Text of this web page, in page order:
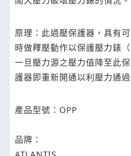
原理：此過壓保護器，具有
時做釋壓動作以保護壓力錶
一旦壓力源之壓力值降至此
護器即重新開通以利壓力通過
產品型號：OPP
品牌：